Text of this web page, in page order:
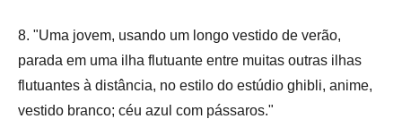
8. "Uma jovem, usando um longo vestido de verão,
parada em uma ilha flutuante entre muitas outras ilhas
flutuantes à distância, no estilo do estúdio ghibli, anime,
vestido branco; céu azul com pássaros."